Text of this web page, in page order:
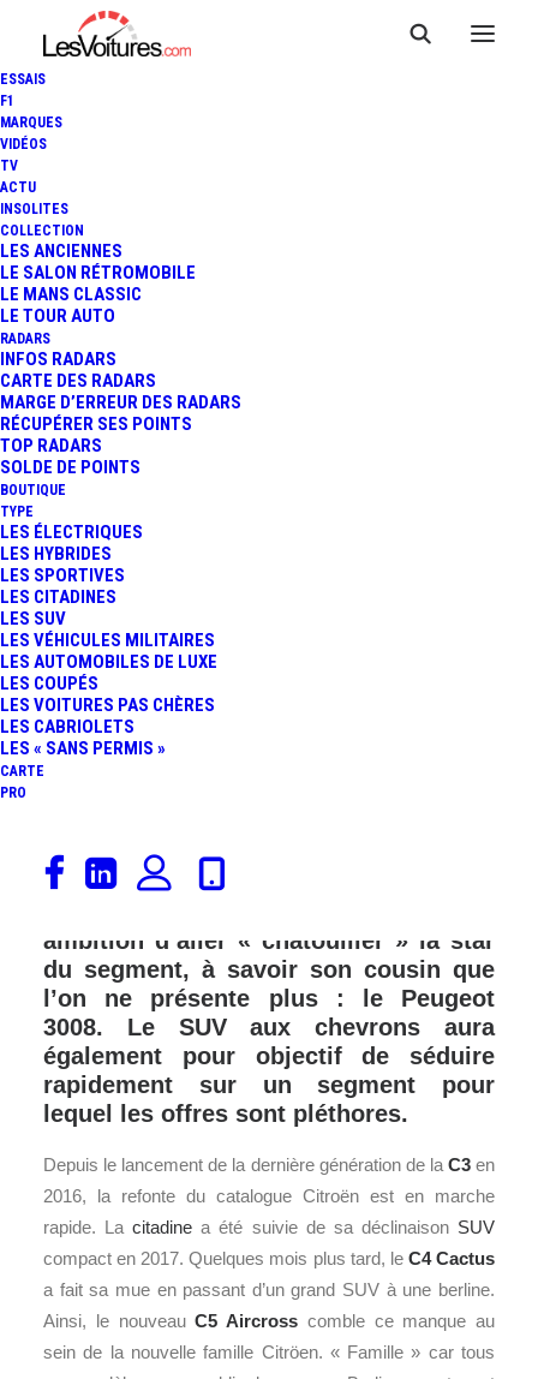
ESSAIS
F1
MARQUES
VIDÉOS
TV
ACTU
INSOLITES
COLLECTION
LES ANCIENNES
LE SALON RÉTROMOBILE
LE MANS CLASSIC
LE TOUR AUTO
RADARS
INFOS RADARS
CARTE DES RADARS
MARGE D’ERREUR DES RADARS
RÉCUPÉRER SES POINTS
TOP RADARS
SOLDE DE POINTS
BOUTIQUE
TYPE
LES ÉLECTRIQUES
LES HYBRIDES
LES SPORTIVES
LES CITADINES
LES SUV
LES VÉHICULES MILITAIRES
LES AUTOMOBILES DE LUXE
LES COUPÉS
LES VOITURES PAS CHÈRES
LES CABRIOLETS
LES « SANS PERMIS »
CARTE
PRO
CITROËN C5 AIRCROSS : LE
"SUV AUX CHEVRONS"
DÉBARQUE EN EUROPE
10 Minutes
Un an après son lancement en Chine,
le nouveau Citroën C5 Aircross
ambition d’aller « chatouiller » la star
du segment, à savoir son cousin que
l’on ne présente plus : le Peugeot
3008. Le SUV aux chevrons aura
également pour objectif de séduire
rapidement sur un segment pour
lequel les offres sont pléthores.
Depuis le lancement de la dernière génération de la C3en
2016, la refonte du catalogue Citroën est en marche
rapide. Lacitadine a été suivie de sa déclinaison SUV
compact en 2017. Quelques mois plus tard, le C4 Cactus
a fait sa mue en passant d’un grand SUV à une berline.
Ainsi, le nouveauC5 Aircross comble ce manque au
sein de la nouvelle famille Citröen. « Famille » car tous